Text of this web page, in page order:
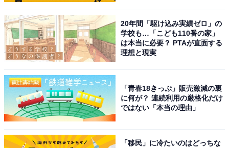
20年間「駆け込み実績ゼロ」の
学校も…「こども110番の家」
は本当に必要？ PTAが直面する
理想と現実
「青春18きっぷ」販売激減の裏
に何が？ 連続利用の厳格化だけ
ではない「本当の理由」
「移民」に冷たいのはどっちな